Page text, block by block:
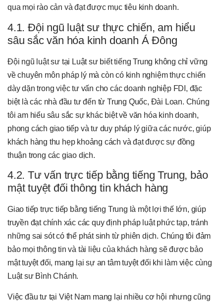
qua mọi rào cản và đạt được mục tiêu kinh doanh.
4.1. Đội ngũ luật sư thực chiến, am hiểu
sâu sắc văn hóa kinh doanh Á Đông
Đội ngũ luật sư tại Luật sư biết tiếng Trung không chỉ vững
về chuyên môn pháp lý mà còn có kinh nghiệm thực chiến
dày dặn trong việc tư vấn cho các doanh nghiệp FDI, đặc
biệt là các nhà đầu tư đến từ Trung Quốc, Đài Loan. Chúng
tôi am hiểu sâu sắc sự khác biệt về văn hóa kinh doanh,
phong cách giao tiếp và tư duy pháp lý giữa các nước, giúp
khách hàng thu hẹp khoảng cách và đạt được sự đồng
thuận trong các giao dịch.
4.2. Tư vấn trực tiếp bằng tiếng Trung, bảo
mật tuyệt đối thông tin khách hàng
Giao tiếp trực tiếp bằng tiếng Trung là một lợi thế lớn, giúp
truyền đạt chính xác các quy định pháp luật phức tạp, tránh
những sai sót có thể phát sinh từ phiên dịch. Chúng tôi đảm
bảo mọi thông tin và tài liệu của khách hàng sẽ được bảo
mật tuyệt đối, mang lại sự an tâm tuyệt đối khi làm việc cùng
Luật sư Bình Chánh.
Việc đầu tư tại Việt Nam mang lại nhiều cơ hội nhưng cũng